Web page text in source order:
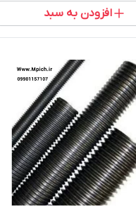
افزودن به سبد